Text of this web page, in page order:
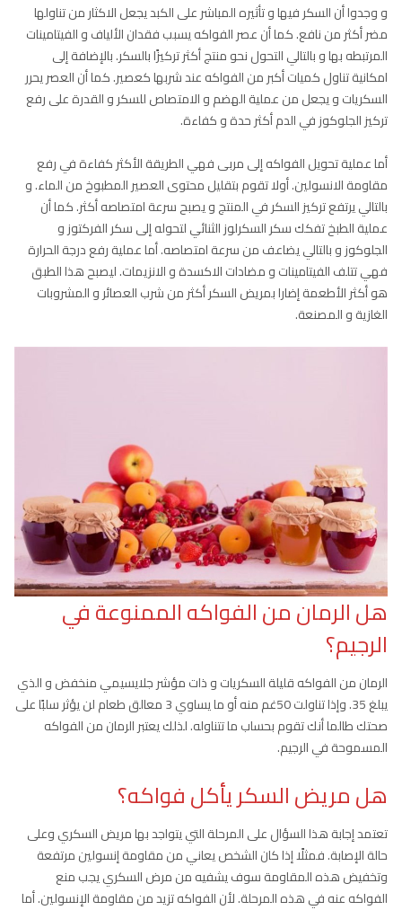
و وجدوا أن السكر فيها و تأثيره المباشر على الكبد يجعل الاكثار من تناولها
مضر أكثر من نافع. كما أن عصر الفواكه يسبب فقدان الألياف و الفيتامينات
المرتبطه بها و بالتالي التحول نحو منتج أكثر تركيزًا بالسكر. بالإضافة إلى
امكانية تناول كميات أكبر من الفواكه عند شربها كعصير. كما أن العصر يحرر
السكريات و يجعل من عملية الهضم و الامتصاص للسكر و القدرة على رفع
تركيز الجلوكوز في الدم أكثر حدة و كفاءة.
أما عملية تحويل الفواكه إلى مربى فهي الطريقة الأكثر كفاءة في رفع
مقاومة الانسولين. أولا تقوم بتقليل محتوى العصير المطبوخ من الماء. و
بالتالي يرتفع تركيز السكر في المنتج و يصبح سرعة امتصاصه أكثر. كما أن
عملية الطبخ تفكك سكر السكرلوز الثنائي لتحوله إلى سكر الفركتوز و
الجلوكوز و بالتالي يضاعف من سرعة امتصاصه. أما عملية رفع درجة الحرارة
فهي تتلف الفيتامينات و مضادات الاكسدة و الانزيمات. ليصبح هذا الطبق
هو أكثر الأطعمة إضارا بمريض السكر أكثر من شرب العصائر و المشروبات
الغازية و المصنعة.
هل الرمان من الفواكه الممنوعة في
الرجيم؟
الرمان من الفواكه قليلة السكريات و ذات مؤشر جلايسيمي منخفض و الذي
يبلغ 35. وإذا تناولت 50غم منه أو ما يساوي 3 معالق طعام لن يؤثر سلبًا على
صحتك طالما أنك تقوم بحساب ما تتناوله. لذلك يعتبر الرمان من الفواكه
المسموحة في الرجيم.
هل مريض السكر يأكل فواكه؟
تعتمد إجابة هذا السؤال على المرحلة التي يتواجد بها مريض السكري وعلى
حالة الإصابة. فمثلًا إذا كان الشخص يعاني من مقاومة إنسولين مرتفعة
وتخفيض هذه المقاومة سوف يشفيه من مرض السكري يجب منع
الفواكه عنه في هذه المرحلة. لأن الفواكه تزيد من مقاومة الإنسولين. أما